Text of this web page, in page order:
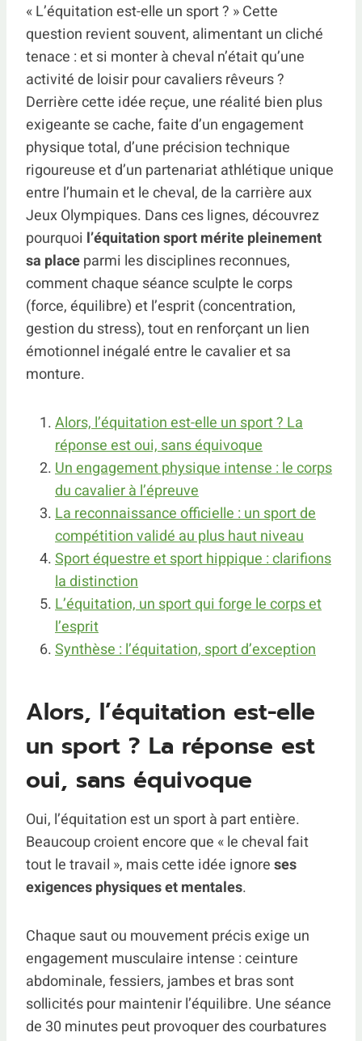
« L’équitation est-elle un sport ? » Cette
question revient souvent, alimentant un cliché
tenace : et si monter à cheval n’était qu’une
activité de loisir pour cavaliers rêveurs ?
Derrière cette idée reçue, une réalité bien plus
exigeante se cache, faite d’un engagement
physique total, d’une précision technique
rigoureuse et d’un partenariat athlétique unique
entre l’humain et le cheval, de la carrière aux
Jeux Olympiques. Dans ces lignes, découvrez
pourquoi l’équitation sport mérite pleinement
sa placeparmi les disciplines reconnues,
comment chaque séance sculpte le corps
(force, équilibre) et l’esprit (concentration,
gestion du stress), tout en renforçant un lien
émotionnel inégalé entre le cavalier et sa
monture.
Alors, l’équitation est-elle un sport ? La
réponse est oui, sans équivoque
Un engagement physique intense : le corps
du cavalier à l’épreuve
La reconnaissance officielle : un sport de
compétition validé au plus haut niveau
Sport équestre et sport hippique : clarifions
la distinction
L’équitation, un sport qui forge le corps et
l’esprit
Synthèse : l’équitation, sport d’exception
Alors, l’équitation est-elle
un sport ? La réponse est
oui, sans équivoque
Oui, l’équitation est un sport à part entière.
Beaucoup croient encore que « le cheval fait
tout le travail », mais cette idée ignoreses
exigences physiques et mentales.
Chaque saut ou mouvement précis exige un
engagement musculaire intense : ceinture
abdominale, fessiers, jambes et bras sont
sollicités pour maintenir l’équilibre. Une séance
de 30 minutes peut provoquer des courbatures